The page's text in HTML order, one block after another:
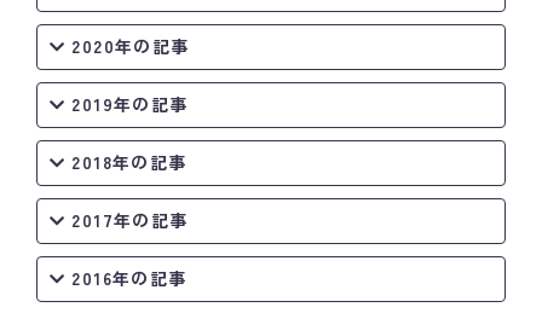
2020年の記事
2019年の記事
2018年の記事
2017年の記事
2016年の記事